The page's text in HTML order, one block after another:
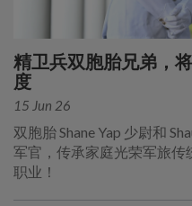
精卫兵双胞胎兄弟，
度
15 Jun 26
双胞胎 Shane Yap 少尉和
军官，传承家庭光荣军旅
职业！